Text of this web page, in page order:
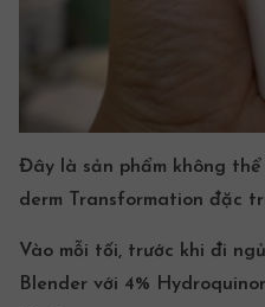
Đây là sản phẩm không
derm Transformation đặc
Vào mỗi tối, trước khi đi
Blender với 4%